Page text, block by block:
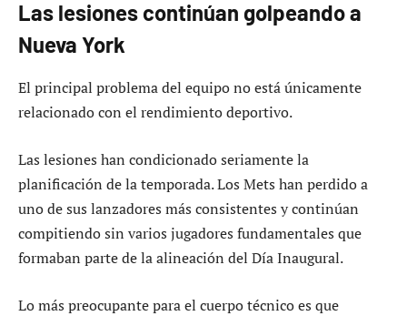
Las lesiones continúan golpeando a
Nueva York
El principal problema del equipo no está únicamente
relacionado con el rendimiento deportivo.
Las lesiones han condicionado seriamente la
planificación de la temporada. Los Mets han perdido a
uno de sus lanzadores más consistentes y continúan
compitiendo sin varios jugadores fundamentales que
formaban parte de la alineación del Día Inaugural.
Lo más preocupante para el cuerpo técnico es que